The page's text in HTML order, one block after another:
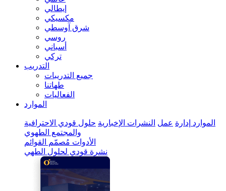
إيطالي
مكسيكي
شرق آوسطي
روسي
أسباني
تركي
التدريب
جميع التدريبات
طهاتنا
الفعاليات
الموارد
الموارد إدارة عمل النشرات الإخبارية حلول قودي الاحترافية
والمجتمع الطهوي
الأدوات مُصمّم القوائم
نشرة قودي لحلول الطهي